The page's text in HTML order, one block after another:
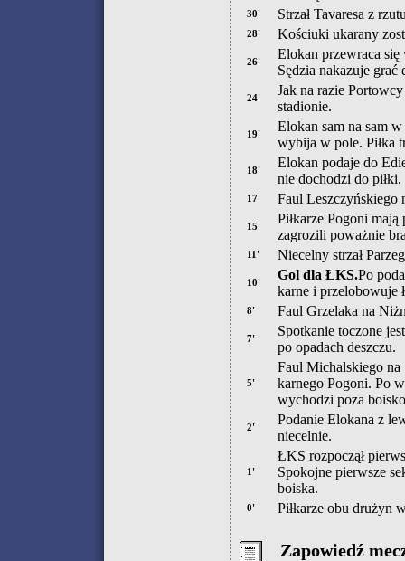
30' Strzał Tavaresa z
28' Kościuki ukarany
26'
Elokan przewraca
Sędzia nakazuje grać
24'
Jak na razie
stadionie.
19'
Elokan sam na sam
wybija w pole. Piłka
18'
Elokan podaje do
nie dochodzi do
17' Faul Leszczyńskiego
15'
Piłkarze Pogoni
zagrozili poważnie
11' Niecelny strzał
10'
Gol dla ŁKS.Po
karne i przelobowuje
8' Faul Grzelaka na
7'
Spotkanie toczone
po opadach deszczu.
5'
Faul Michalskiego
karnego Pogoni. Po
wychodzi poza
2'
Podanie Elokana z
niecelnie.
1'
ŁKS rozpoczął
Spokojne pierwsze
boiska.
0' Piłkarze obu drużyn
Zapowiedź